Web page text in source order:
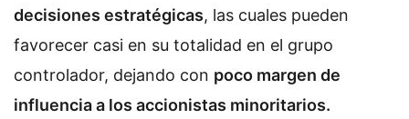
decisiones estratégicas, las cuales pueden
favorecer casi en su totalidad en el grupo
controlador, dejando con poco margen de
influencia a los accionistas minoritarios.